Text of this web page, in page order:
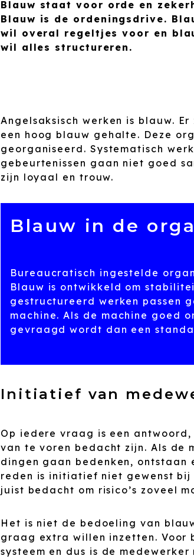
Blauw staat voor orde en
Blauw is de ordeningsdrive.
wil overal regeltjes voor en
wil alles structureren.
Angelsaksisch werken is blauw.
een hoog blauw gehalte. Deze
georganiseerd. Systematisch
gebeurtenissen gaan niet goed
zijn loyaal en trouw.
Blauw in de
Bureaucratisch ingestelde
Blauw is ontwikkeld om
gestructureerd werken passen
machine. Als de machine goed
gevraagd wordt dan een
Initiatief van
Op iedere vraag is een
van te voren bedacht zijn. Als de
dingen gaan bedenken, ontstaan
reden is initiatief niet gewenst bij
juist bedacht om risico’s zoveel
Het is niet de bedoeling van
graag extra willen inzetten. Voor
systeem en dus is de